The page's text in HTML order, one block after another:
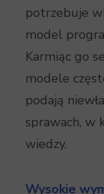
potrzebuje
model
Karmiąc go
modele
podają
sprawach, w
wiedzy.
Wysokie